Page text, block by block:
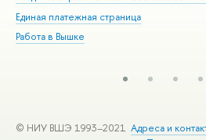
Единая платежная страница
Работа в Вышке
© НИУ ВШЭ 1993–2021 Адреса и